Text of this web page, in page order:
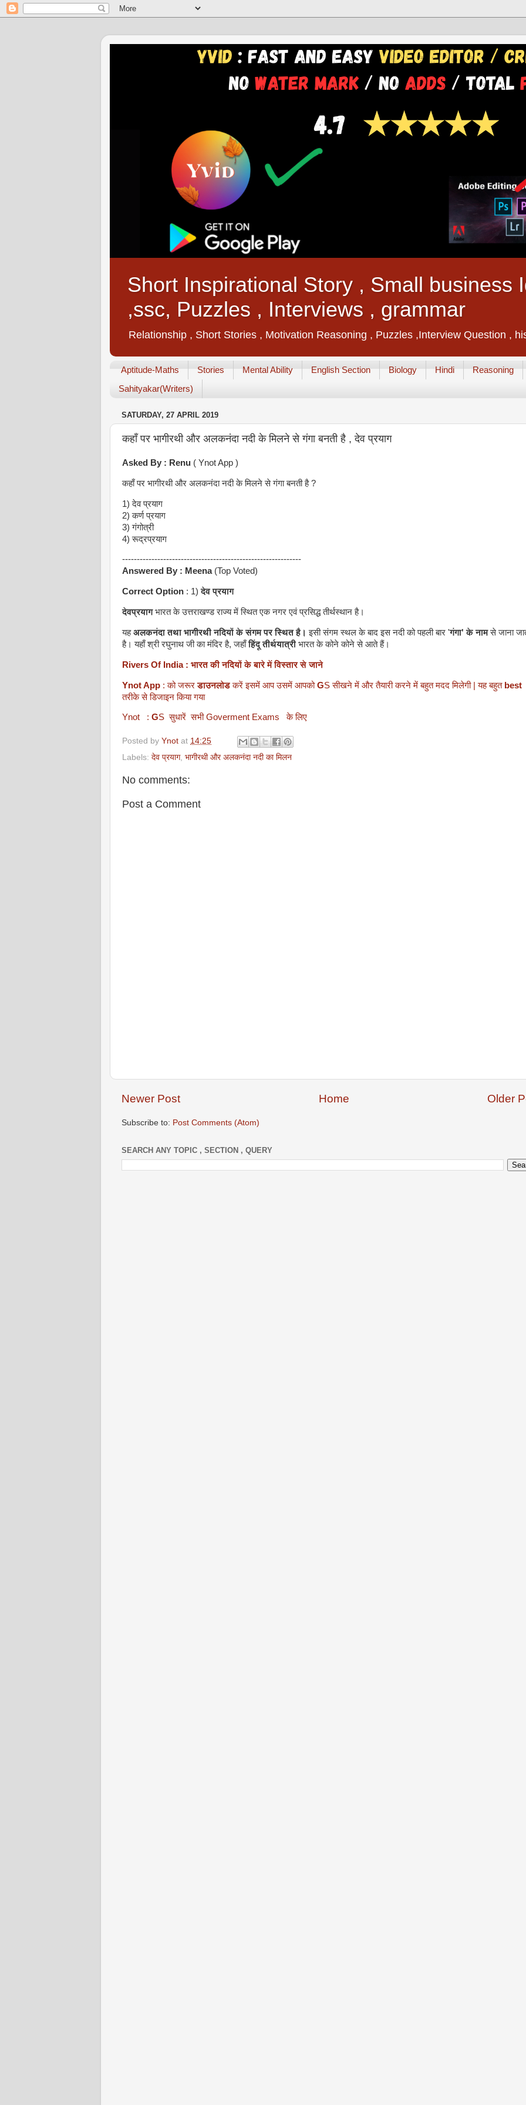
Short Inspirational Story , Small business
,ssc, Puzzles , Interviews , grammar
Relationship , Short Stories , Motivation Reasoning , Puzzles ,Interview Question ,
Aptitude-Maths Stories Mental Ability English Section Biology Hindi
Reasoning
Sahityakar(Writers)
SATURDAY, 27 APRIL 2019
कहाँ पर भागीरथी और अलकनंदा नदी के मिलने से गंगा बनती है , देव प्रयाग
Asked By : Renu ( Ynot App )
कहाँ पर भागीरथी और अलकनंदा नदी के मिलने से गंगा बनती है ?
1) देव प्रयाग
2) कर्ण प्रयाग
3) गंगोत्री
4) रूद्रप्रयाग
-------------------------------------------------------------
Answered By : Meena(Top Voted)
Correct Option : 1)देव प्रयाग
देवप्रयागभारत के उत्तराखण्ड राज्य में स्थित एक नगर एवं प्रसिद्ध तीर्थस्थान है।
यहअलकनंदा तथा भागीरथी नदियों के संगम पर स्थित है। इसी संगम स्थल के बाद इस नदी को पहली बार 'गंगा' के नामसे जाना
है। यहाँ श्री रघुनाथ जी का मंदिर है, जहाँहिंदू तीर्थयात्रीभारत के कोने कोने से आते हैं।
Rivers Of India : भारत की नदियों के बारे में विस्तार से जाने
Ynot App : को जरूरडाउनलोडकरें इसमें आप उसमें आपकोGS सीखने में और तैयारी करने में बहुत मदद मिलेगी | यह बहुत best
तरीके से डिजाइन किया गया
Ynot : GS सुधारें सभी Goverment Exams के लिए
Posted by Ynot at 14:25
Labels: देव प्रयाग, भागीरथी और अलकनंदा नदी का मिलन
No comments:
Post a Comment
Newer Post Older
Home
Subscribe to: Post Comments (Atom)
SEARCH ANY TOPIC , SECTION , QUERY